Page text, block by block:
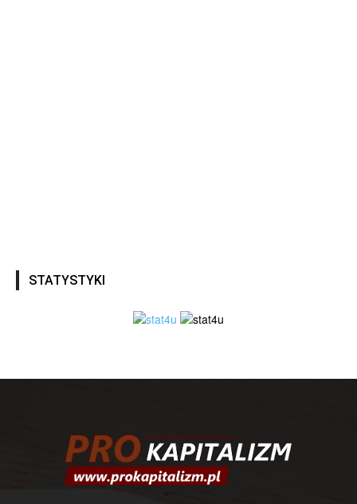
STATYSTYKI